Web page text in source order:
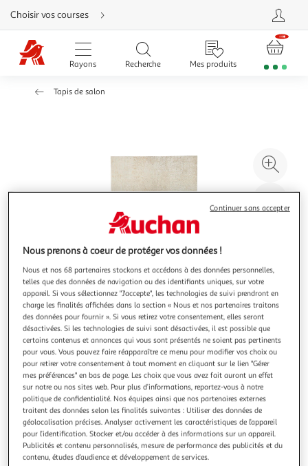
Aller
directement
au
contenu
Aller
directement
Aller
d'aide
Choisir vos courses
Rayons Recherche Mes produits
Tapis de salon
à
Illustration
précédente
Illustration
suivante
ATMOSPHERA
Tapis déco motifs en relief row 100x150cm beige
Informations Techniques : Dimensions : L. 150 x l. 100 x H. 1
cm Matières : Avant : Polyester Recyclé Dessous : Coton
Spécificités : Déco & Esthétique Tapis rectangulaire Motifs
en relief Label Oeko-Tex Lavable en machine à 30° Poids :
2,4 kg Couleur : Beige
En savoir +
Vendu par Paris Prix
Nous prenons à coeur de protéger vos données !
Nous et nos 68 partenaires stockons et accédons à des données personnelles,
telles que des données de navigation ou des identifiants uniques, sur votre
appareil. Si vous sélectionnez "J'accepte", les technologies de suivi prendront en
charge les finalités affichées dans la section « Nous et nos partenaires traitons
des données pour fournir ». Si vous retirez votre consentement, elles seront
désactivées. Si les technologies de suivi sont désactivées, il est possible que
certains contenus et annonces qui vous sont présentés ne soient pas pertinents
pour vous. Vous pouvez faire réapparaître ce menu pour modifier vos choix ou
pour retirer votre consentement à tout moment en cliquant sur le lien "Gérer
mes préférences" en bas de page. Les choix que vous avez fait auront un effet
sur notre ou nos sites web. Pour plus d’informations, reportez-vous à notre
politique de confidentialité. Nos équipes ainsi que nos partenaires externes
traitent des données selon les finalités suivantes : Utiliser des données de
géolocalisation précises. Analyser activement les caractéristiques de l’appareil
pour l’identification. Stocker et/ou accéder à des informations sur un appareil.
Publicités et contenu personnalisés, mesure de performance des publicités et du
contenu, études d’audience et développement de services.
Continuer sans accepter